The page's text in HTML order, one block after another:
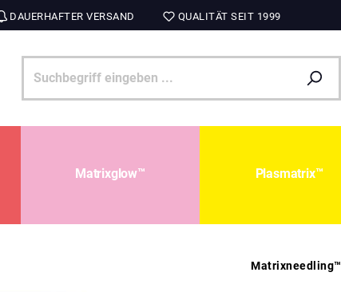
DAUERHAFTER VERSAND QUALITÄT SEIT 1999
Matrixglow™ Plasmatrix™
Matrixneedling™